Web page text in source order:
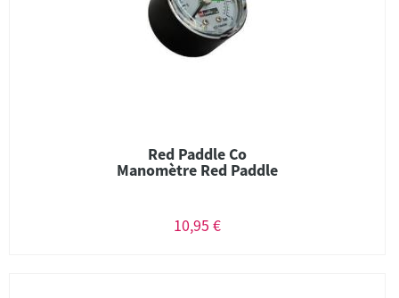
Red Paddle Co
Manomètre Red Paddle
10,95 €